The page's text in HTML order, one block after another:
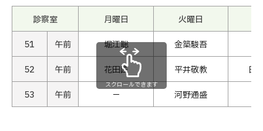
診察室 月曜日 火曜日
51 午前 堀江聡 金築駿吾
52 午前 花田匠 平井敬教 田
53 午前 − 河野通盛
スクロールできます